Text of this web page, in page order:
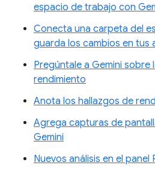
espacio de trabajo con
Conecta una carpeta del
guarda los cambios en tus
Pregúntale a Gemini sobre
rendimiento
Anota los hallazgos de
Agrega capturas de
Gemini
Nuevos análisis en el panel